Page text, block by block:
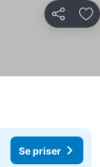
Dela
Se priser